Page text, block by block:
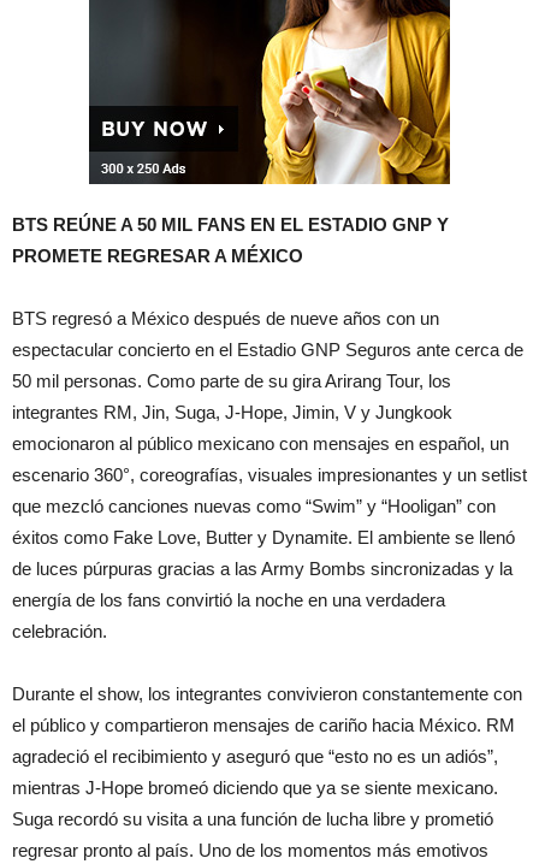
BTS REÚNE A 50 MIL FANS EN EL ESTADIO GNP Y
PROMETE REGRESAR A MÉXICO
BTS regresó a México después de nueve años con un
espectacular concierto en el Estadio GNP Seguros ante cerca de
50 mil personas. Como parte de su gira Arirang Tour, los
integrantes RM, Jin, Suga, J-Hope, Jimin, V y Jungkook
emocionaron al público mexicano con mensajes en español, un
escenario 360°, coreografías, visuales impresionantes y un setlist
que mezcló canciones nuevas como “Swim” y “Hooligan” con
éxitos como Fake Love, Butter y Dynamite. El ambiente se llenó
de luces púrpuras gracias a las Army Bombs sincronizadas y la
energía de los fans convirtió la noche en una verdadera
celebración.
Durante el show, los integrantes convivieron constantemente con
el público y compartieron mensajes de cariño hacia México. RM
agradeció el recibimiento y aseguró que “esto no es un adiós”,
mientras J-Hope bromeó diciendo que ya se siente mexicano.
Suga recordó su visita a una función de lucha libre y prometió
regresar pronto al país. Uno de los momentos más emotivos